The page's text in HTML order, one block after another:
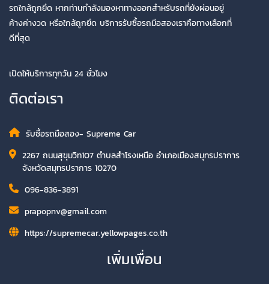
รถใกล้ถูกยึด หากท่านกำลังมองหาทางออกสำหรับรถที่ยังผ่อนอยู่
ค้างค่างวด หรือใกล้ถูกยึด บริการรับซื้อรถมือสองเราคือทางเลือกที่
ดีที่สุด
เปิดให้บริการทุกวัน 24 ชั่วโมง
ติดต่อเรา
รับซื้อรถมือสอง- Supreme Car
2267 ถนนสุขุมวิท107 ตำบลสำโรงเหนือ อำเภอเมืองสมุทรปราการ
จังหวัดสมุทรปราการ 10270
096-836-3891
prapopnv@gmail.com
https://supremecar.yellowpages.co.th
เพิ่มเพื่อน